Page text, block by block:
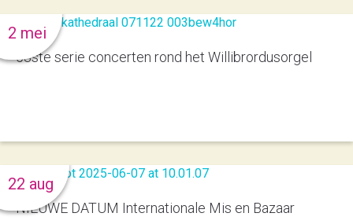
53ste serie concerten rond het Willibrordusorgel
2 mei
NIEUWE DATUM Internationale Mis en Bazaar
22 aug